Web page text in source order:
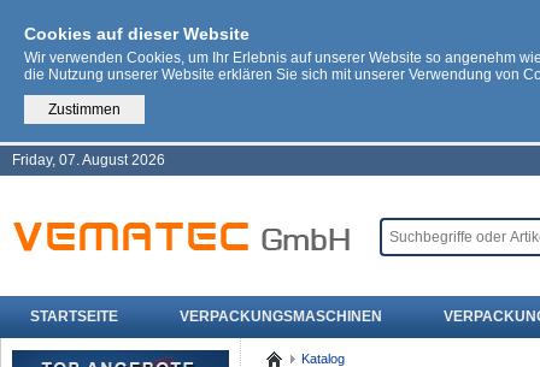
Cookies auf dieser Website
Wir verwenden Cookies, um Ihr Erlebnis auf unserer Website so angenehm
die Nutzung unserer Website erklären Sie sich mit unserer Verwendung von
Zustimmen
Friday, 07. August 2026
STARTSEITE VERPACKUNGSMASCHINEN
Katalog